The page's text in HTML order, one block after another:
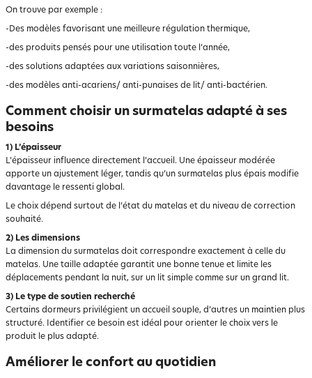
On trouve par exemple :
-Des modèles favorisant une meilleure régulation thermique,
-des produits pensés pour une utilisation toute l’année,
-des solutions adaptées aux variations saisonnières,
-des modèles anti-acariens/ anti-punaises de lit/ anti-bactérien.
Comment choisir un surmatelas adapté à ses
besoins
1) L’épaisseur
L’épaisseur influence directement l’accueil. Une épaisseur modérée
apporte un ajustement léger, tandis qu’un surmatelas plus épais modifie
davantage le ressenti global.
Le choix dépend surtout de l’état du matelas et du niveau de correction
souhaité.
2) Les dimensions
La dimension du surmatelas doit correspondre exactement à celle du
matelas. Une taille adaptée garantit une bonne tenue et limite les
déplacements pendant la nuit, sur un lit simple comme sur un grand lit.
3) Le type de soutien recherché
Certains dormeurs privilégient un accueil souple, d’autres un maintien plus
structuré. Identifier ce besoin est idéal pour orienter le choix vers le
produit le plus adapté.
Améliorer le confort au quotidien